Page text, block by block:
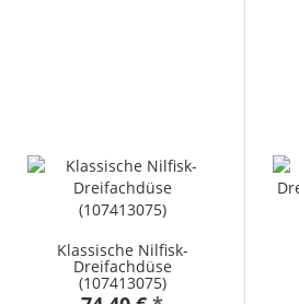
Klassische Nilfisk-
Dreifachdüse
(107413075)